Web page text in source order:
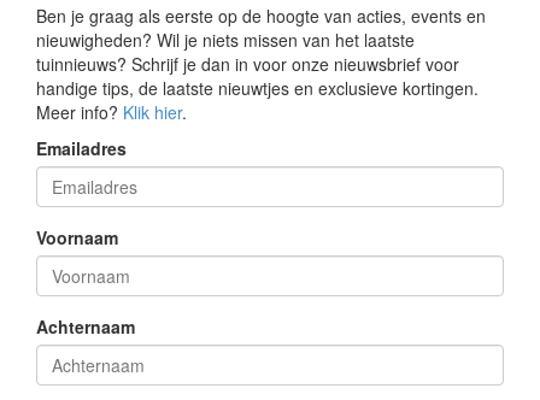
Ben je graag als eerste op de hoogte van acties, events en
nieuwigheden? Wil je niets missen van het laatste
tuinnieuws? Schrijf je dan in voor onze nieuwsbrief voor
handige tips, de laatste nieuwtjes en exclusieve kortingen.
Meer info? Klik hier.
Emailadres
Voornaam
Achternaam